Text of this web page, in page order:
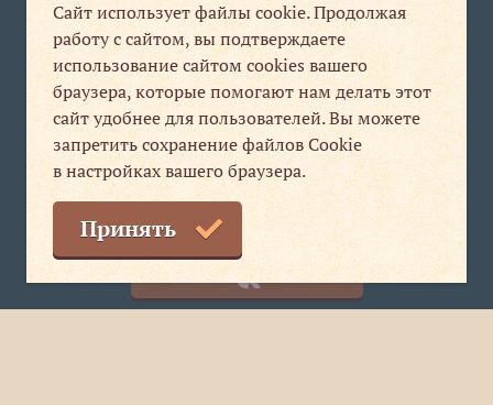
Сайт использует файлы cookie. Продолжая
работу с сайтом, вы подтверждаете
использование сайтом cookies вашего
браузера, которые помогают нам делать этот
сайт удобнее для пользователей. Вы можете
запретить сохранение файлов Cookie
в настройках вашего браузера.
Принять
Сделать заказ
Юридическим лицам
+7 831 280-84-31
info@nt-nn.com
пн-пт 09:00-18:00
Физическим лицам
+7 831 280-99-20
print1@nt-nn.com
пн-пт 08:30-19:30
сб, вс выходной
Мы в соцсетях
Мы
ВКонтакте